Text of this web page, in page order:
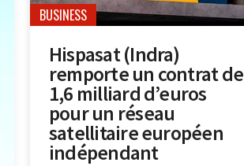
BUSINESS
Hispasat (Indra)
remporte un contrat de
1,6 milliard d’euros
pour un réseau
satellitaire européen
indépendant